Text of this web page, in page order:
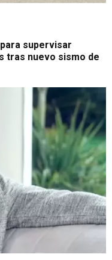
supervisar
tras nuevo sismo de